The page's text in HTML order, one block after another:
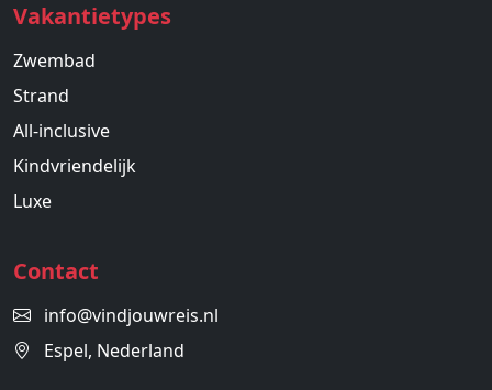
Vakantietypes
Zwembad
Strand
All-inclusive
Kindvriendelijk
Luxe
Contact
info@vindjouwreis.nl
Espel, Nederland